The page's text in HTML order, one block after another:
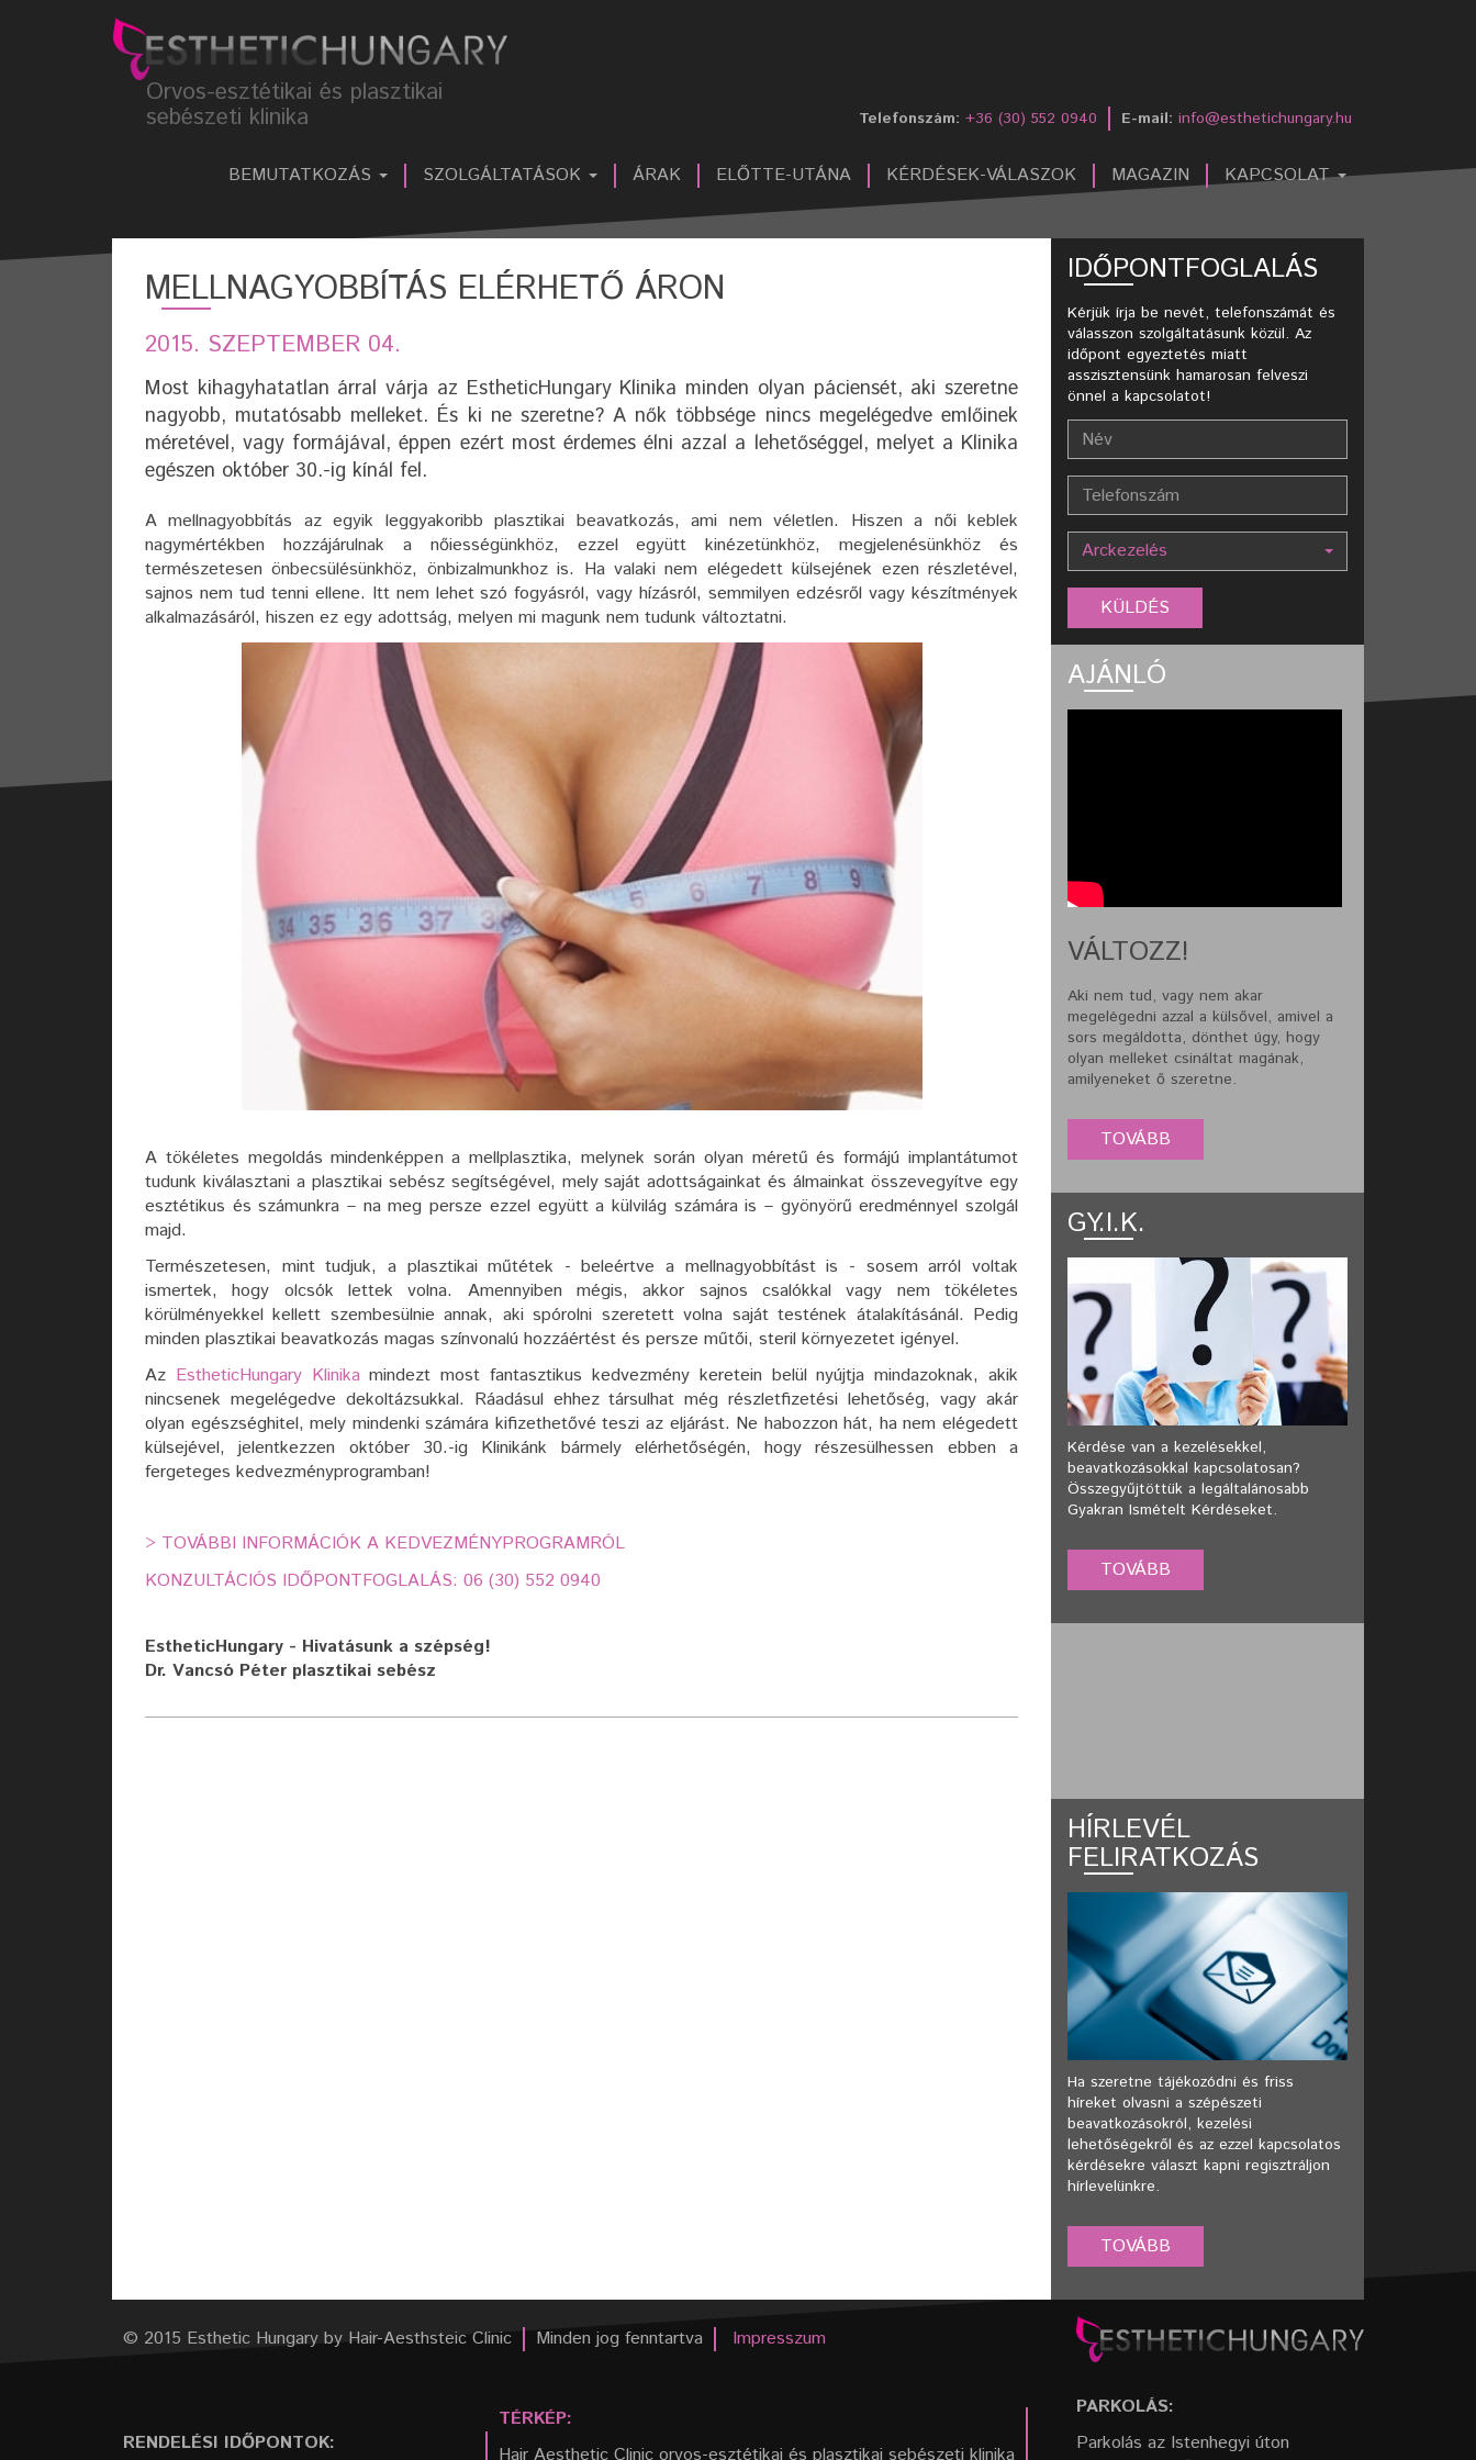
Orvos-esztétikai és plasztikai
sebészeti klinika Telefonszám: +36 (30) 552 0940 E-mail: info@esthetichungary.hu
BEMUTATKOZÁS SZOLGÁLTATÁSOK ÁRAK ELŐTTE-UTÁNA KÉRDÉSEK-VÁLASZOK MAGAZIN KAPCSOLAT
MELLNAGYOBBÍTÁS ELÉRHETŐ ÁRON
2015. SZEPTEMBER 04.
Most kihagyhatatlan árral várja az EstheticHungary Klinika minden olyan páciensét, aki szeretne
nagyobb, mutatósabb melleket. És ki ne szeretne? A nők többsége nincs megelégedve emlőinek
méretével, vagy formájával, éppen ezért most érdemes élni azzal a lehetőséggel, melyet a Klinika
egészen október 30.-ig kínál fel.
A mellnagyobbítás az egyik leggyakoribb plasztikai beavatkozás, ami nem véletlen. Hiszen a női keblek
nagymértékben hozzájárulnak a nőiességünkhöz, ezzel együtt kinézetünkhöz, megjelenésünkhöz és
természetesen önbecsülésünkhöz, önbizalmunkhoz is. Ha valaki nem elégedett külsejének ezen részletével,
sajnos nem tud tenni ellene. Itt nem lehet szó fogyásról, vagy hízásról, semmilyen edzésről vagy készítmények
alkalmazásáról, hiszen ez egy adottság, melyen mi magunk nem tudunk változtatni.
A tökéletes megoldás mindenképpen a mellplasztika, melynek során olyan méretű és formájú implantátumot
tudunk kiválasztani a plasztikai sebész segítségével, mely saját adottságainkat és álmainkat összevegyítve egy
esztétikus és számunkra – na meg persze ezzel együtt a külvilág számára is – gyönyörű eredménnyel szolgál
majd.
Természetesen, mint tudjuk, a plasztikai műtétek - beleértve a mellnagyobbítást is - sosem arról voltak
ismertek, hogy olcsók lettek volna. Amennyiben mégis, akkor sajnos csalókkal vagy nem tökéletes
körülményekkel kellett szembesülnie annak, aki spórolni szeretett volna saját testének átalakításánál. Pedig
minden plasztikai beavatkozás magas színvonalú hozzáértést és persze műtői, steril környezetet igényel.
Az EstheticHungary Klinika mindezt most fantasztikus kedvezmény keretein belül nyújtja mindazoknak, akik
nincsenek megelégedve dekoltázsukkal. Ráadásul ehhez társulhat még részletfizetési lehetőség, vagy akár
olyan egészséghitel, mely mindenki számára kifizethetővé teszi az eljárást. Ne habozzon hát, ha nem elégedett
külsejével, jelentkezzen október 30.-ig Klinikánk bármely elérhetőségén, hogy részesülhessen ebben a
fergeteges kedvezményprogramban!
> TOVÁBBI INFORMÁCIÓK A KEDVEZMÉNYPROGRAMRÓL
KONZULTÁCIÓS IDŐPONTFOGLALÁS: 06 (30) 552 0940
EstheticHungary - Hivatásunk a szépség!
Dr. Vancsó Péter plasztikai sebész
IDŐPONTFOGLALÁS
Kérjük írja be nevét, telefonszámát és
válasszon szolgáltatásunk közül. Az
időpont egyeztetés miatt
asszisztensünk hamarosan felveszi
önnel a kapcsolatot!
Arckezelés
AJÁNLÓ
VÁLTOZZ!
Aki nem tud, vagy nem akar
megelégedni azzal a külsővel, amivel a
sors megáldotta, dönthet úgy, hogy
olyan melleket csináltat magának,
amilyeneket ő szeretne.
GY.I.K.
Kérdése van a kezelésekkel,
beavatkozásokkal kapcsolatosan?
Összegyűjtöttük a legáltalánosabb
Gyakran Ismételt Kérdéseket.
HÍRLEVÉL
FELIRATKOZÁS
Ha szeretne tájékozódni és friss
híreket olvasni a szépészeti
beavatkozásokról, kezelési
lehetőségekről és az ezzel kapcsolatos
kérdésekre választ kapni regisztráljon
hírlevelünkre.
© 2015 Esthetic Hungary by Hair-Aesthsteic Clinic Minden jog fenntartva Impresszum
RENDELÉSI IDŐPONTOK:
TÉRKÉP:
PARKOLÁS:
Parkolás az Istenhegyi úton